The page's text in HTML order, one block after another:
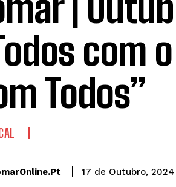
com
Todos”
17 de Outubro, 2024